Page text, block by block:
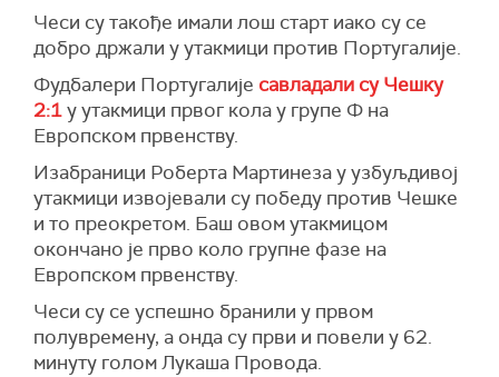
Чеси су такође имали лош старт иако су се
добро држали у утакмици против Португалије.
Фудбалери Португалије савладали су Чешку
2:1у утакмици првог кола у групе Ф на
Европском првенству.
Изабраници Роберта Мартинеза у узбуљдивој
утакмици извојевали су победу против Чешке
и то преокретом. Баш овом утакмицом
окончано је прво коло групне фазе на
Европском првенству.
Чеси су се успешно бранили у првом
полувремену, а онда су први и повели у 62.
минуту голом Лукаша Провода.